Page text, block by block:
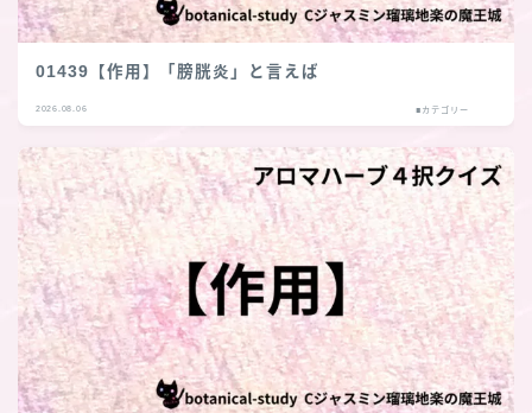
01439【作用】「膀胱炎」と言えば
2026.08.06 ■カテゴリー